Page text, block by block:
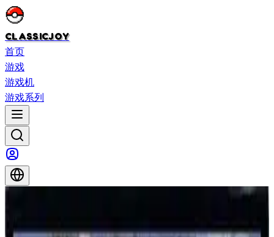
CLASSICJOY
首页
游戏
游戏机
游戏系列
快打旋风CD